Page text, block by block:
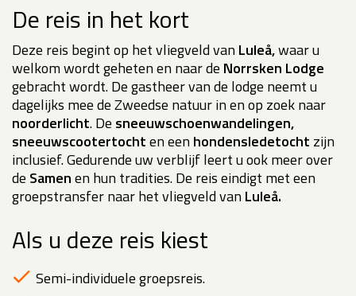
De reis in het kort
Deze reis begint op het vliegveld van Luleå,waar u
welkom wordt geheten en naar de Norrsken Lodge
gebracht wordt. De gastheer van de lodge neemt u
dagelijks mee de Zweedse natuur in en op zoek naar
noorderlicht. De sneeuwschoenwandelingen,
sneeuwscootertochten een hondensledetocht zijn
inclusief. Gedurende uw verblijf leert u ook meer over
de Samenen hun tradities. De reis eindigt met een
groepstransfer naar het vliegveld van Luleå.
Als u deze reis kiest
Semi-individuele groepsreis.